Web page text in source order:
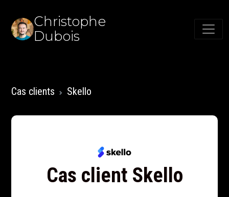
Christophe
Dubois
Cas clients Skello
Cas client Skello